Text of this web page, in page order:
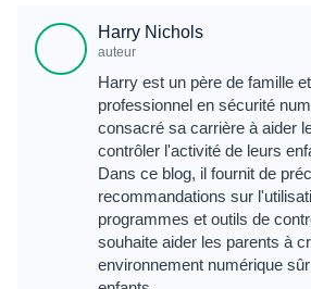
Harry Nichols
auteur
Harry est un père de famille
professionnel en sécurité
consacré sa carrière à aider
contrôler l'activité de leurs
Dans ce blog, il fournit de
recommandations sur
programmes et outils de
souhaite aider les parents à
environnement numérique